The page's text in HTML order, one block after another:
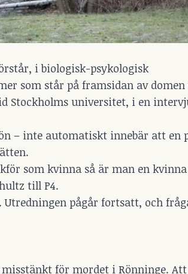
i biologisk-psykologisk
som står på framsidan av
Stockholms universitet, i en
– inte automatiskt innebär att en
som kvinna så är man en
till P4.
pågår fortsatt, och
för mordet i Rönninge. Att